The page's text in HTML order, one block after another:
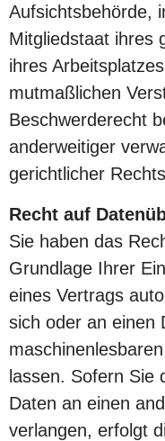
Aufsichtsbehörde,
Mitgliedstaat ihres
ihres
mutmaßlichen
Beschwerderecht
anderweitiger
gerichtlicher
Recht auf
Sie haben das
Grundlage Ihrer
eines Vertrags
sich oder an einen
lassen. Sofern Sie
Daten an einen
verlangen, erfolgt